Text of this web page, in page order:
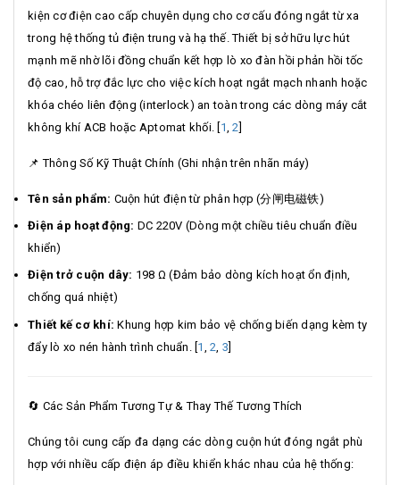
kiện cơ điện cao cấp chuyên dụng cho cơ cấu đóng ngắt từ xa
trong hệ thống tủ điện trung và hạ thế. Thiết bị sở hữu lực hút
mạnh mẽ nhờ lõi đồng chuẩn kết hợp lò xo đàn hồi phản hồi tốc
độ cao, hỗ trợ đắc lực cho việc kích hoạt ngắt mạch nhanh hoặc
khóa chéo liên động (interlock) an toàn trong các dòng máy cắt
không khí ACB hoặc Aptomat khối. 1,2
📌 Thông Số Kỹ Thuật Chính (Ghi nhận trên nhãn máy)
Tên sản phẩm: Cuộn hút điện từ phân hợp (分闸电磁铁)
Điện áp hoạt động: DC 220V (Dòng một chiều tiêu chuẩn điều
khiển)
Điện trở cuộn dây: 198 Ω (Đảm bảo dòng kích hoạt ổn định,
chống quá nhiệt)
Thiết kế cơ khí: Khung hợp kim bảo vệ chống biến dạng kèm ty
đẩy lò xo nén hành trình chuẩn.
[1 2 3]
🔄 Các Sản Phẩm Tương Tự & Thay Thế Tương Thích
Chúng tôi cung cấp đa dạng các dòng cuộn hút đóng ngắt phù
hợp với nhiều cấp điện áp điều khiển khác nhau của hệ thống: